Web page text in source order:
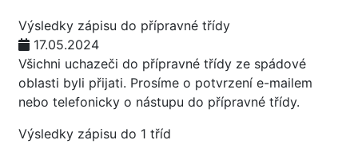
Výsledky zápisu do přípravné třídy
17.05.2024
Všichni uchazeči do přípravné třídy ze spádové
oblasti byli přijati. Prosíme o potvrzení e-mailem
nebo telefonicky o nástupu do přípravné třídy.
Výsledky zápisu do 1 tříd